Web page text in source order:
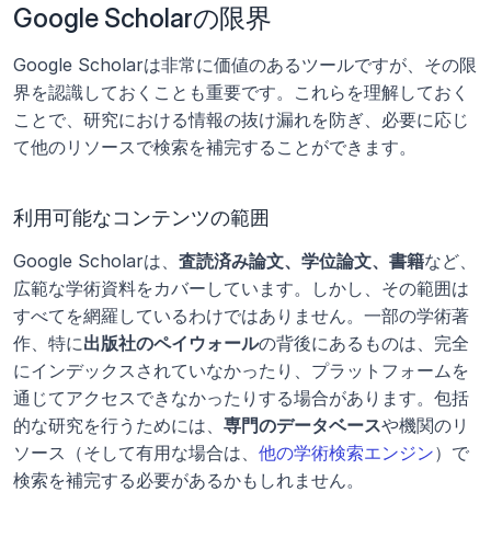
Google Scholarの限界
Google Scholarは非常に価値のあるツールですが、その限
界を認識しておくことも重要です。これらを理解しておく
ことで、研究における情報の抜け漏れを防ぎ、必要に応じ
て他のリソースで検索を補完することができます。
利用可能なコンテンツの範囲
Google Scholarは、 査読済み論文、学位論文、書籍など、
広範な学術資料をカバーしています。しかし、その範囲は
すべてを網羅しているわけではありません。一部の学術著
作、特に出版社のペイウォールの背後にあるものは、完全
にインデックスされていなかったり、プラットフォームを
通じてアクセスできなかったりする場合があります。包括
的な研究を行うためには、 専門のデータベースや機関のリ
ソース（そして有用な場合は、 他の学術検索エンジン）で
検索を補完する必要があるかもしれません。